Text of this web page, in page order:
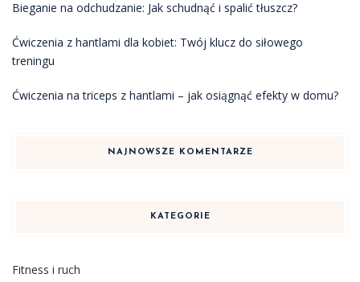
Bieganie na odchudzanie: Jak schudnąć i spalić tłuszcz?
Ćwiczenia z hantlami dla kobiet: Twój klucz do siłowego
treningu
Ćwiczenia na triceps z hantlami – jak osiągnąć efekty w domu?
NAJNOWSZE KOMENTARZE
KATEGORIE
Fitness i ruch